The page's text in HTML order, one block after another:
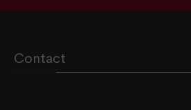
Contact